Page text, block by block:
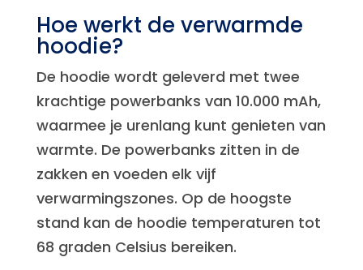
Hoe werkt de verwarmde
hoodie?
De hoodie wordt geleverd met twee
krachtige powerbanks van 10.000 mAh,
waarmee je urenlang kunt genieten van
warmte. De powerbanks zitten in de
zakken en voeden elk vijf
verwarmingszones. Op de hoogste
stand kan de hoodie temperaturen tot
68 graden Celsius bereiken.